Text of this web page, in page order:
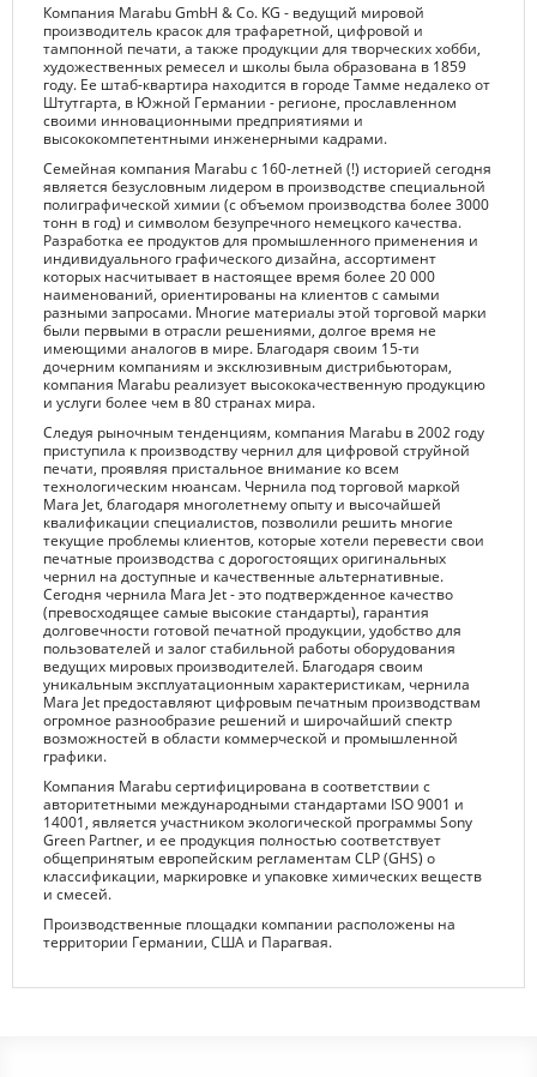
Компания Marabu GmbH & Co. KG - ведущий мировой
производитель красок для трафаретной, цифровой и
тампонной печати, а также продукции для творческих хобби,
художественных ремесел и школы была образована в 1859
году. Ее штаб-квартира находится в городе Тамме недалеко от
Штутгарта, в Южной Германии - регионе, прославленном
своими инновационными предприятиями и
высококомпетентными инженерными кадрами.
Семейная компания Marabu с 160-летней (!) историей сегодня
является безусловным лидером в производстве специальной
полиграфической химии (с объемом производства более 3000
тонн в год) и символом безупречного немецкого качества.
Разработка ее продуктов для промышленного применения и
индивидуального графического дизайна, ассортимент
которых насчитывает в настоящее время более 20 000
наименований, ориентированы на клиентов с самыми
разными запросами. Многие материалы этой торговой марки
были первыми в отрасли решениями, долгое время не
имеющими аналогов в мире. Благодаря своим 15-ти
дочерним компаниям и эксклюзивным дистрибьюторам,
компания Marabu реализует высококачественную продукцию
и услуги более чем в 80 странах мира.
Следуя рыночным тенденциям, компания Marabu в 2002 году
приступила к производству чернил для цифровой струйной
печати, проявляя пристальное внимание ко всем
технологическим нюансам. Чернила под торговой маркой
Mara Jet, благодаря многолетнему опыту и высочайшей
квалификации специалистов, позволили решить многие
текущие проблемы клиентов, которые хотели перевести свои
печатные производства с дорогостоящих оригинальных
чернил на доступные и качественные альтернативные.
Сегодня чернила Mara Jet - это подтвержденное качество
(превосходящее самые высокие стандарты), гарантия
долговечности готовой печатной продукции, удобство для
пользователей и залог стабильной работы оборудования
ведущих мировых производителей. Благодаря своим
уникальным эксплуатационным характеристикам, чернила
Mara Jet предоставляют цифровым печатным производствам
огромное разнообразие решений и широчайший спектр
возможностей в области коммерческой и промышленной
графики.
Компания Marabu сертифицирована в соответствии с
авторитетными международными стандартами ISO 9001 и
14001, является участником экологической программы Sony
Green Partner, и ее продукция полностью соответствует
общепринятым европейским регламентам CLP (GHS) о
классификации, маркировке и упаковке химических веществ
и смесей.
Производственные площадки компании расположены на
территории Германии, США и Парагвая.